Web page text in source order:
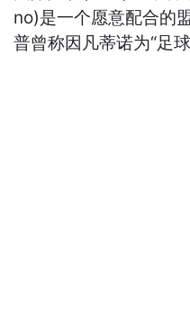
no)是一个愿意配合的
普曾称因凡蒂诺为“足球